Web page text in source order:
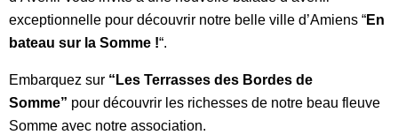
exceptionnelle pour découvrir notre belle ville d’Amiens “En
bateau sur la Somme !“.
Embarquez sur “Les Terrasses des Bordes de
Somme” pour découvrir les richesses de notre beau fleuve
Somme avec notre association.